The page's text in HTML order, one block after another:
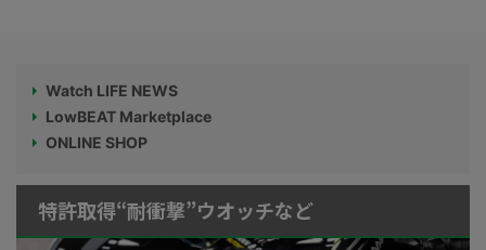
Watch LIFE NEWS
LowBEAT Marketplace
ONLINE SHOP
特許取得“耐衝撃”ウオッチなど